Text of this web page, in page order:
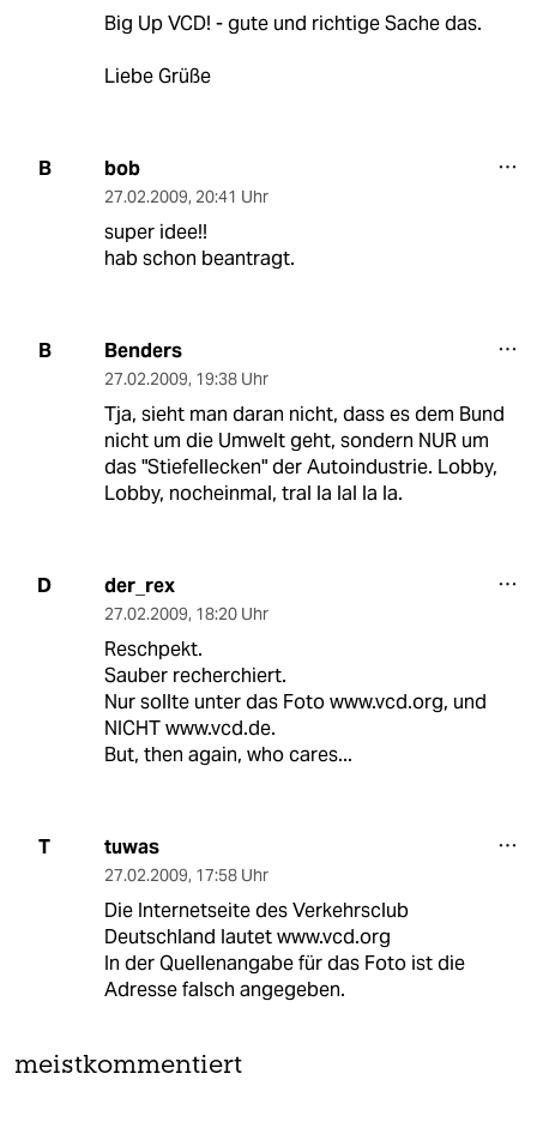
Big Up VCD! - gute und richtige Sache das.
Liebe Grüße
B bob
27.02.2009, 20:41 Uhr
super idee!!
hab schon beantragt.
B Benders
27.02.2009, 19:38 Uhr
Tja, sieht man daran nicht, dass es dem Bund
nicht um die Umwelt geht, sondern NUR um
das "Stiefellecken" der Autoindustrie. Lobby,
Lobby, nocheinmal, tral la lal la la.
D der_rex
27.02.2009, 18:20 Uhr
Reschpekt.
Sauber recherchiert.
Nur sollte unter das Foto www.vcd.org, und
NICHT www.vcd.de.
But, then again, who cares...
T tuwas
27.02.2009, 17:58 Uhr
Die Internetseite des Verkehrsclub
Deutschland lautet www.vcd.org
In der Quellenangabe für das Foto ist die
Adresse falsch angegeben.
meistkommentiert